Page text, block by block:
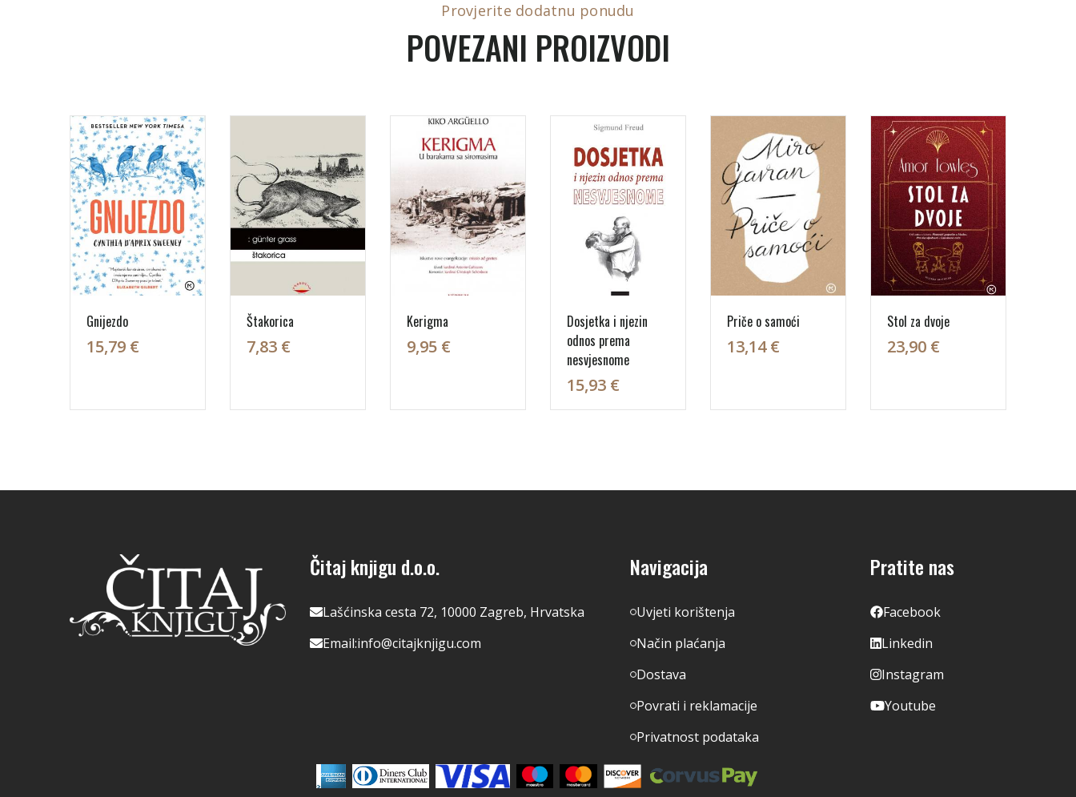
Provjerite dodatnu ponudu
POVEZANI PROIZVODI
Gnijezdo
15,79 €
Štakorica
7,83 €
Kerigma
9,95 €
Dosjetka i njezin
odnos prema
nesvjesnome
15,93 €
Priče o samoći
13,14 €
Stol za dvoje
23,90 €
Čitaj knjigu d.o.o.
Lašćinska cesta 72, 10000 Zagreb, Hrvatska
Email:info@citajknjigu.com
Navigacija
Uvjeti korištenja
Način plaćanja
Dostava
Povrati i reklamacije
Privatnost podataka
Pratite nas
Facebook
Linkedin
Instagram
Youtube